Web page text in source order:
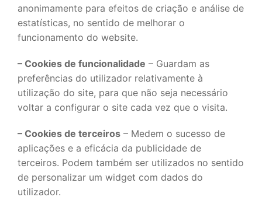
anonimamente para efeitos de criação e análise de
estatísticas, no sentido de melhorar o
funcionamento do website.
– Cookies de funcionalidade – Guardam as
preferências do utilizador relativamente à
utilização do site, para que não seja necessário
voltar a configurar o site cada vez que o visita.
– Cookies de terceiros – Medem o sucesso de
aplicações e a eficácia da publicidade de
terceiros. Podem também ser utilizados no sentido
de personalizar um widget com dados do
utilizador.